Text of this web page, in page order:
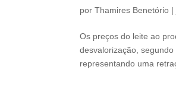
porThamires Benetório |
Os preços do leite ao
desvalorização,
representando uma